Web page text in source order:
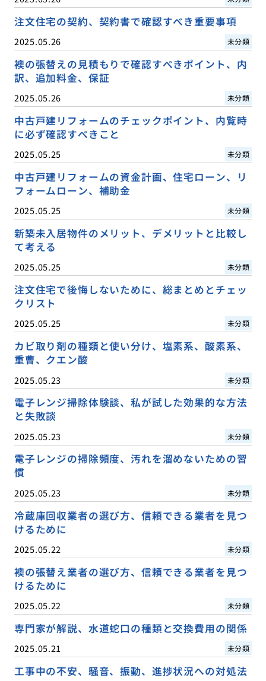
注文住宅の契約、契約書で確認すべき重要事項
2025.05.26 未分類
襖の張替えの見積もりで確認すべきポイント、内
訳、追加料金、保証
2025.05.26 未分類
中古戸建リフォームのチェックポイント、内覧時
に必ず確認すべきこと
2025.05.25 未分類
中古戸建リフォームの資金計画、住宅ローン、リ
フォームローン、補助金
2025.05.25 未分類
新築未入居物件のメリット、デメリットと比較し
て考える
2025.05.25 未分類
注文住宅で後悔しないために、総まとめとチェッ
クリスト
2025.05.25 未分類
カビ取り剤の種類と使い分け、塩素系、酸素系、
重曹、クエン酸
2025.05.23 未分類
電子レンジ掃除体験談、私が試した効果的な方法
と失敗談
2025.05.23 未分類
電子レンジの掃除頻度、汚れを溜めないための習
慣
2025.05.23 未分類
冷蔵庫回収業者の選び方、信頼できる業者を見つ
けるために
2025.05.22 未分類
襖の張替え業者の選び方、信頼できる業者を見つ
けるために
2025.05.22 未分類
専門家が解説、水道蛇口の種類と交換費用の関係
2025.05.21 未分類
工事中の不安、騒音、振動、進捗状況への対処法